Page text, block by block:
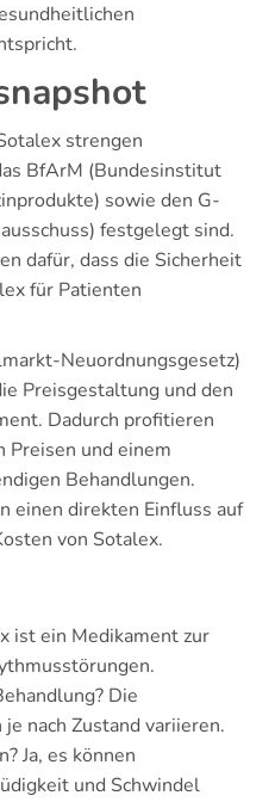
strengen
BfArM (Bundesinstitut
sowie den G-
festgelegt sind.
dafür, dass die Sicherheit
für Patienten
Neuordnungsgesetz)
Preisgestaltung und den
Dadurch profitieren
Preisen und einem
Behandlungen.
einen direkten Einfluss auf
von Sotalex.
ist ein Medikament zur
Die
nach Zustand variieren.
Ja, es können
und Schwindel